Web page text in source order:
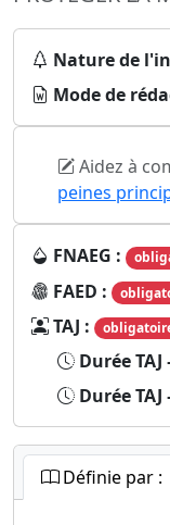
Nature de
Mode de
Aidez à
peines
FNAEG :
FAED :
TAJ :
Durée
Durée
Définie par :